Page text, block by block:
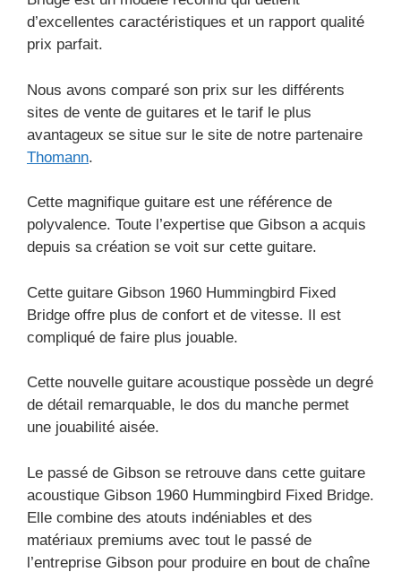
d’excellentes caractéristiques et un rapport qualité
prix parfait.
Nous avons comparé son prix sur les différents
sites de vente de guitares et le tarif le plus
avantageux se situe sur le site de notre partenaire
Thomann.
Cette magnifique guitare est une référence de
polyvalence. Toute l’expertise que Gibson a acquis
depuis sa création se voit sur cette guitare.
Cette guitare Gibson 1960 Hummingbird Fixed
Bridge offre plus de confort et de vitesse. Il est
compliqué de faire plus jouable.
Cette nouvelle guitare acoustique possède un degré
de détail remarquable, le dos du manche permet
une jouabilité aisée.
Le passé de Gibson se retrouve dans cette guitare
acoustique Gibson 1960 Hummingbird Fixed Bridge.
Elle combine des atouts indéniables et des
matériaux premiums avec tout le passé de
l’entreprise Gibson pour produire en bout de chaîne